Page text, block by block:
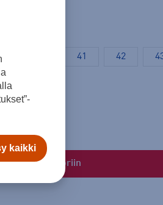
41 42
Lisää ostoskoriin
kaikki